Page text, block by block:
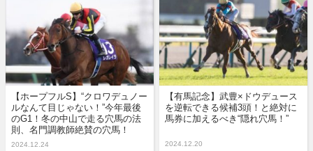
【ホープフルS】“クロワデュノー
ルなんて目じゃない！”今年最後
のG1！冬の中山で走る穴馬の法
則、名門調教師絶賛の穴馬！
2024.12.24
【有馬記念】武豊×ドウデュース
を逆転できる候補3頭！と絶対に
馬券に加えるべき“隠れ穴馬！”
2024.12.20